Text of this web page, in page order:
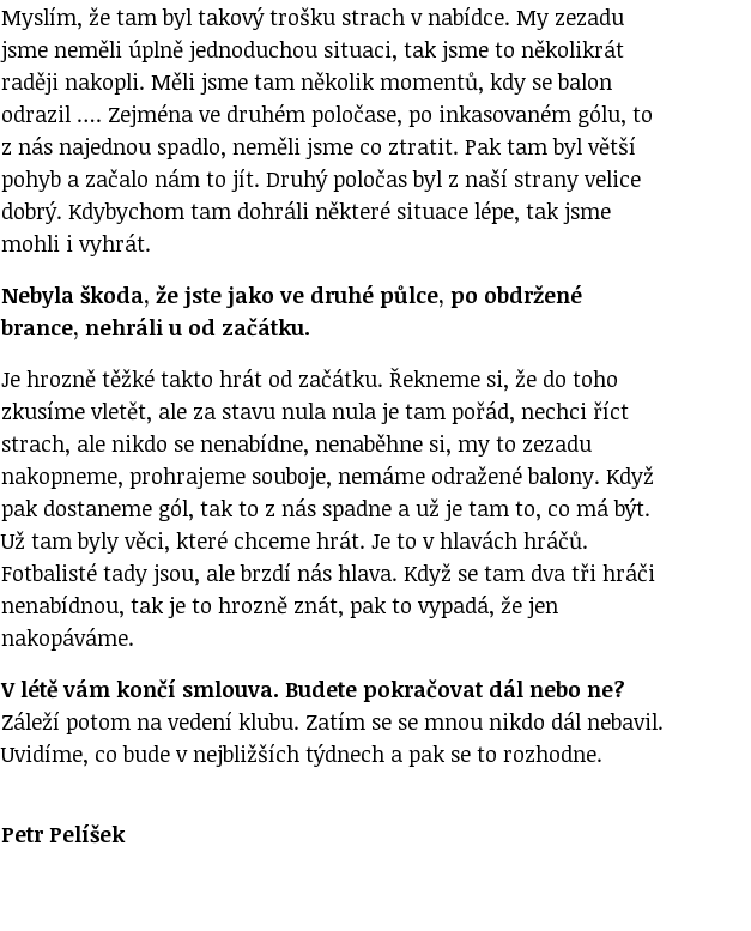
Myslím, že tam byl takový trošku strach v nabídce. My zezadu
jsme neměli úplně jednoduchou situaci, tak jsme to několikrát
raději nakopli. Měli jsme tam několik momentů, kdy se balon
odrazil …. Zejména ve druhém poločase, po inkasovaném gólu, to
z nás najednou spadlo, neměli jsme co ztratit. Pak tam byl větší
pohyb a začalo nám to jít. Druhý poločas byl z naší strany velice
dobrý. Kdybychom tam dohráli některé situace lépe, tak jsme
mohli i vyhrát.
Nebyla škoda, že jste jako ve druhé půlce, po obdržené
brance, nehráli u od začátku.
Je hrozně těžké takto hrát od začátku. Řekneme si, že do toho
zkusíme vletět, ale za stavu nula nula je tam pořád, nechci říct
strach, ale nikdo se nenabídne, nenaběhne si, my to zezadu
nakopneme, prohrajeme souboje, nemáme odražené balony. Když
pak dostaneme gól, tak to z nás spadne a už je tam to, co má být.
Už tam byly věci, které chceme hrát. Je to v hlavách hráčů.
Fotbalisté tady jsou, ale brzdí nás hlava. Když se tam dva tři hráči
nenabídnou, tak je to hrozně znát, pak to vypadá, že jen
nakopáváme.
V létě vám končí smlouva. Budete pokračovat dál nebo ne?
Záleží potom na vedení klubu. Zatím se se mnou nikdo dál nebavil.
Uvidíme, co bude v nejbližších týdnech a pak se to rozhodne.
Petr Pelíšek